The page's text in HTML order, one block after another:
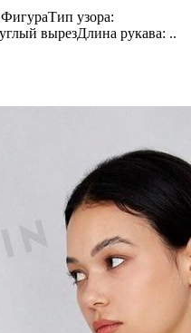
узора:
вырезДлина рукава: ..